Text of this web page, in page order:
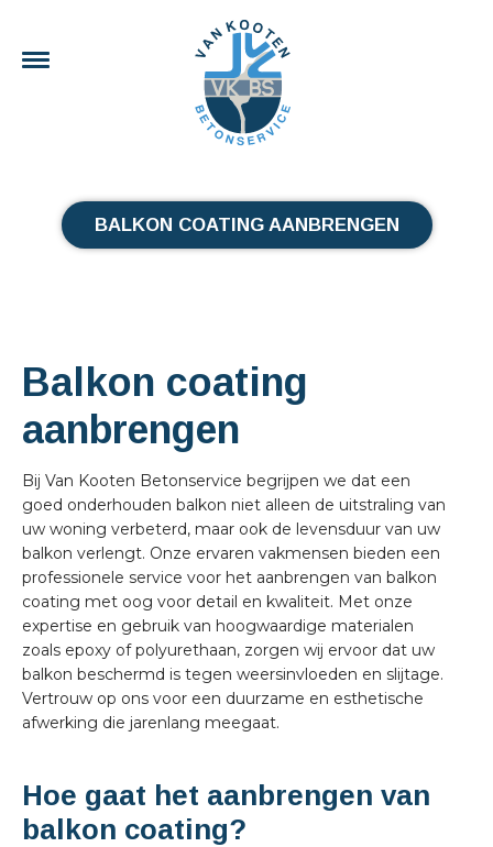
BALKON COATING AANBRENGEN
Balkon coating
aanbrengen
Bij Van Kooten Betonservice begrijpen we dat een
goed onderhouden balkon niet alleen de uitstraling van
uw woning verbeterd, maar ook de levensduur van uw
balkon verlengt. Onze ervaren vakmensen bieden een
professionele service voor het aanbrengen van balkon
coating met oog voor detail en kwaliteit. Met onze
expertise en gebruik van hoogwaardige materialen
zoals epoxy of polyurethaan, zorgen wij ervoor dat uw
balkon beschermd is tegen weersinvloeden en slijtage.
Vertrouw op ons voor een duurzame en esthetische
afwerking die jarenlang meegaat.
Hoe gaat het aanbrengen van
balkon coating?